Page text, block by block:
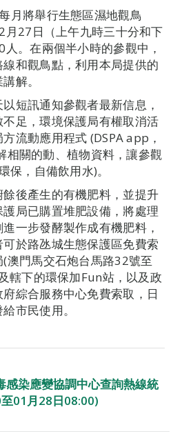
月將舉行生態區濕地觀鳥
27日（上午九時三十分和下
。在兩個半小時的參觀中，
和觀鳥點，利用本局提供的
解。
短訊通知參觀者最新信息，
足，環境保護局有權取消活
流動應用程式 (DSPA app，
相關的動、植物資料，讓參觀
保，自備飲用水)。
後產生的有機肥料，並提升
局已購置堆肥設備，將處理
一步發酵製作成有機肥料，
於路氹城生態保護區免費索
澳門馬交石炮台馬路32號至
轄下的環保加Fun站，以及政
綜合服務中心免費索取，日
市民使用。
感染應變協調中心查詢熱線統
01月28日08:00)